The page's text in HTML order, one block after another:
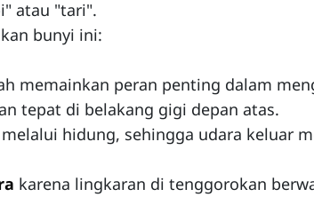
atau "tari".
bunyi ini:
memainkan peran penting dalam
tepat di belakang gigi depan atas.
hidung, sehingga udara keluar
karena lingkaran di tenggorokan